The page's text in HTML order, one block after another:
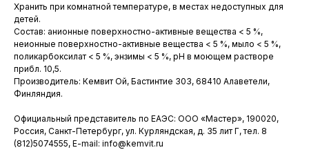
Хранить при комнатной температуре, в местах недоступных для
детей.
Состав: анионные поверхностно-активные вещества < 5 %,
неионные поверхностно-активные вещества < 5 %, мыло < 5 %,
поликарбоксилат < 5 %, энзимы < 5 %, рН в моющем растворе
прибл. 10,5.
Производитель: Кемвит Ой, Бастинтие 303, 68410 Алаветели,
Финляндия.
Официальный представитель по ЕАЭС: ООО «Мастер», 190020,
Россия, Санкт-Петербург, ул. Курляндская, д. 35 лит Г, тел. 8
(812)5074555, E-mail: info@kemvit.ru